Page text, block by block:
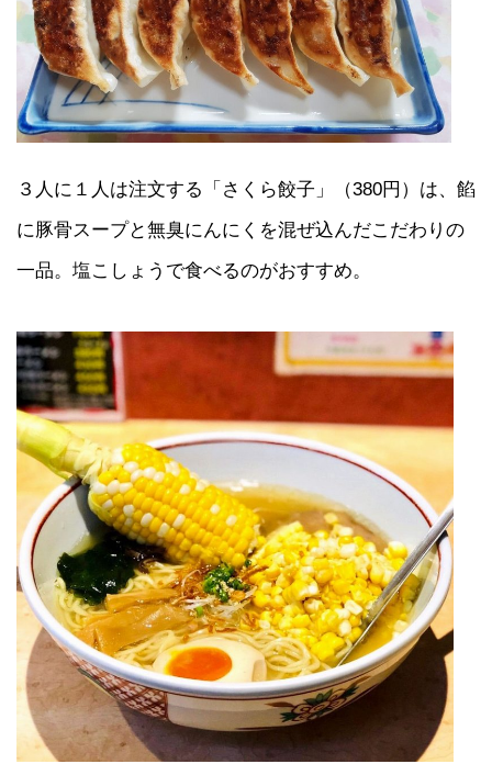
３人に１人は注文する「さくら餃子」（380円）は、餡
に豚骨スープと無臭にんにくを混ぜ込んだこだわりの
一品。塩こしょうで食べるのがおすすめ。